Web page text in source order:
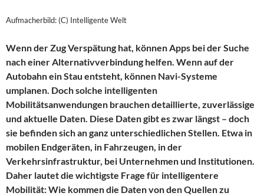
Aufmacherbild: (C) Intelligente Welt
Wenn der Zug Verspätung hat, können Apps bei der Suche
nach einer Alternativverbindung helfen. Wenn auf der
Autobahn ein Stau entsteht, können Navi-Systeme
umplanen. Doch solche intelligenten
Mobilitätsanwendungen brauchen detaillierte, zuverlässige
und aktuelle Daten. Diese Daten gibt es zwar längst – doch
sie befinden sich an ganz unterschiedlichen Stellen. Etwa in
mobilen Endgeräten, in Fahrzeugen, in der
Verkehrsinfrastruktur, bei Unternehmen und Institutionen.
Daher lautet die wichtigste Frage für intelligentere
Mobilität: Wie kommen die Daten von den Quellen zu